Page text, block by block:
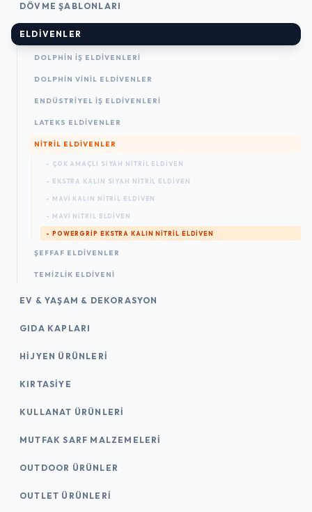
DÖVME ŞABLONLARI
ELDIVENLER
DOLPHIN İŞ ELDIVENLERI
DOLPHIN VINIL ELDIVENLER
ENDÜSTRIYEL İŞ ELDIVENLERI
LATEKS ELDIVENLER
NITRIL ELDIVENLER
- ÇOK AMAÇLI SIYAH NITRIL ELDIVEN
- EKSTRA KALIN SIYAH NITRIL ELDIVEN
- MAVI KALIN NITRIL ELDIVEN
- MAVI NITRIL ELDIVEN
- POWERGRIP EKSTRA KALIN NITRIL ELDIVEN
ŞEFFAF ELDIVENLER
TEMIZLIK ELDIVENI
EV & YAŞAM & DEKORASYON
GIDA KAPLARI
HIJYEN ÜRÜNLERI
KIRTASİYE
KULLANAT ÜRÜNLERI
MUTFAK SARF MALZEMELERI
OUTDOOR ÜRÜNLER
OUTLET ÜRÜNLERI